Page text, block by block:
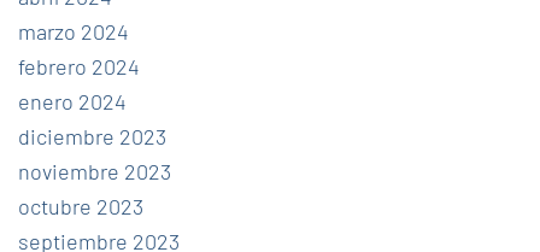
marzo 2024
febrero 2024
enero 2024
diciembre 2023
noviembre 2023
octubre 2023
septiembre 2023